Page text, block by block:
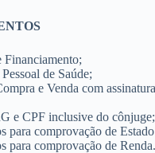
Financiamento;
de Saúde;
e Venda com
e CPF inclusive do cônjuge;
para comprovação de
para comprovação de Renda.